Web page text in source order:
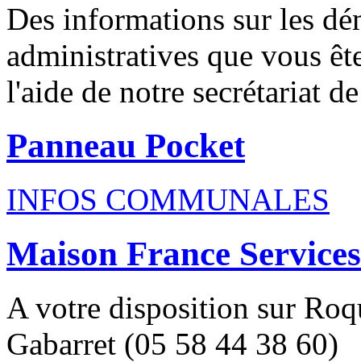
Des informations sur les
administratives que vous
l'aide de notre secrétariat
Panneau Pocket
INFOS COMMUNALES
Maison France Services
A votre disposition sur
Gabarret (05 58 44 38 60)